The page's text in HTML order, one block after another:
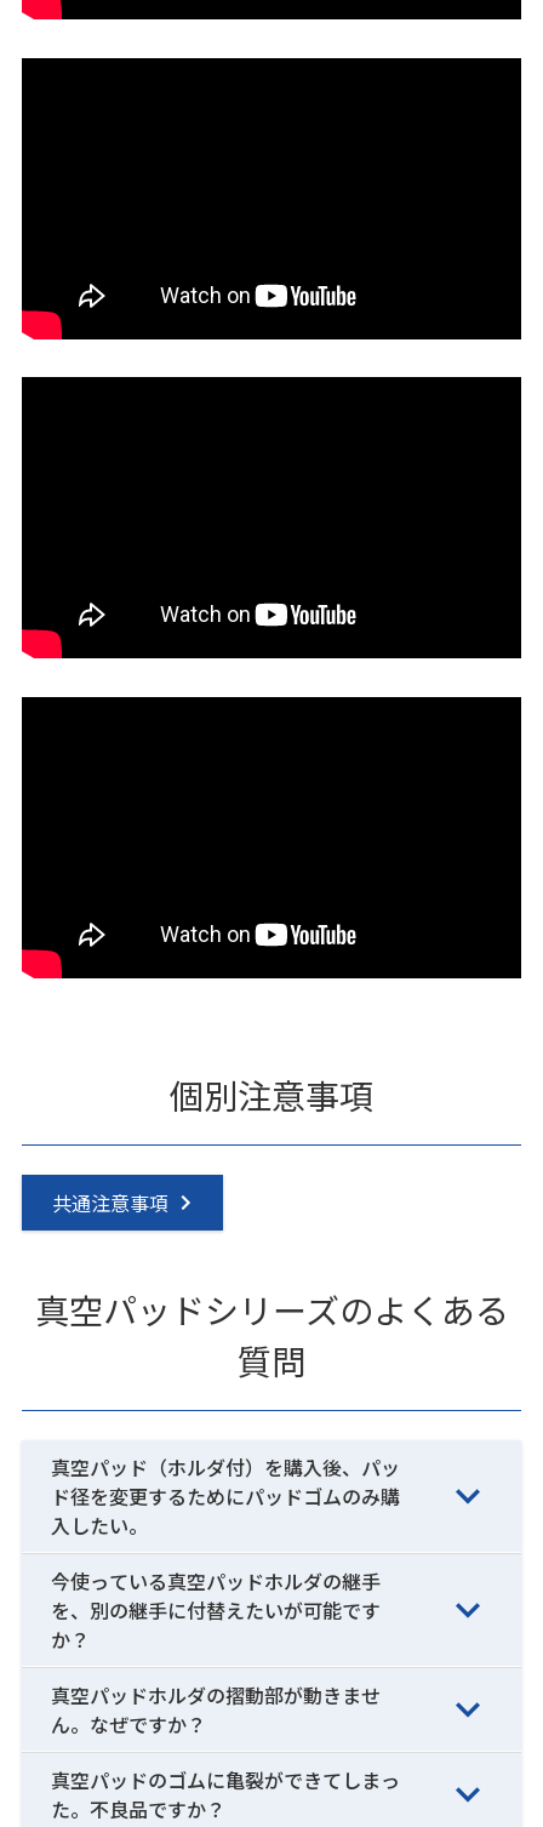
個別注意事項
共通注意事項
真空パッドシリーズのよくある
質問
真空パッド（ホルダ付）を購入後、パッ
ド径を変更するためにパッドゴムのみ購
入したい。
今使っている真空パッドホルダの継手
を、別の継手に付替えたいが可能です
か？
真空パッドホルダの摺動部が動きませ
ん。なぜですか？
真空パッドのゴムに亀裂ができてしまっ
た。不良品ですか？